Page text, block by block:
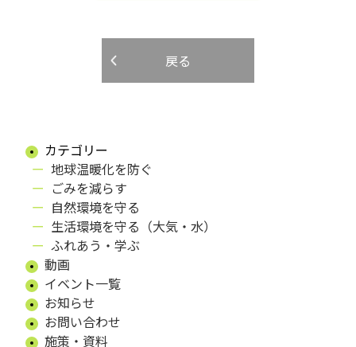
戻る
カテゴリー
地球温暖化を防ぐ
ごみを減らす
自然環境を守る
生活環境を守る（大気・水）
ふれあう・学ぶ
動画
イベント一覧
お知らせ
お問い合わせ
施策・資料